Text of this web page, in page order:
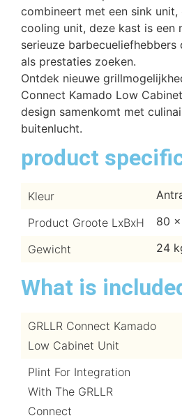
combineert met een sink
cooling unit, deze kast is een
serieuze
als prestaties zoeken.
Ontdek nieuwe
Connect Kamado Low
design samenkomt met
buitenlucht.
product
Kleur
Product Groote LxBxH
80
Gewicht
24
What is
GRLLR Connect Kamado
Low Cabinet Unit
Plint For Integration
With The GRLLR
Connect